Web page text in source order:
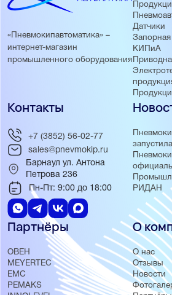
«Пневмокипавтоматика» –
интернет-магазин
промышленного оборудования
Датчики
Запорная
КИПиА
РИДАН
Партнёры
ОВЕН
MEYERTEC
EMC
PEMAKS
О
О нас
Отзывы
Новости
Контакты
+7 (3852) 56-02-77
sales@pnevmokip.ru
Барнаул ул. Антона
Петрова 236
Пн-Пт: 9:00 до 18:00